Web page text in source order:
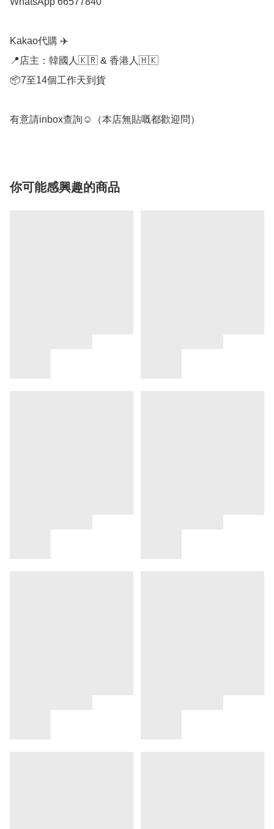
Kakao代購 ✈️
📍店主：韓國人🇰🇷 & 香港人🇭🇰
📦7至14個工作天到貨
有意請inbox查詢☺️（本店無貼嘅都歡迎問）
你可能感興趣的商品